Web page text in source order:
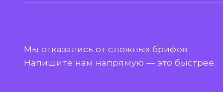
Мы отказались от сложных брифов.
Напишите нам напрямую — это быстрее.